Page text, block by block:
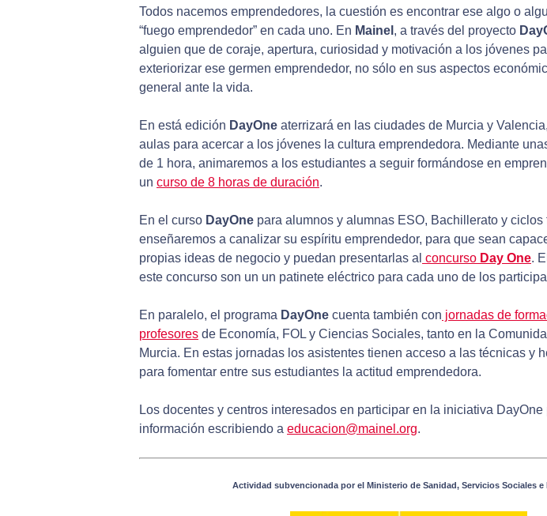
Todos nacemos emprendedores, la cuestión es encontrar ese algo o
“fuego emprendedor” en cada uno. En Mainel , a través del proyecto
alguien que de coraje, apertura, curiosidad y motivación a los jóvenes
exteriorizar ese germen emprendedor, no sólo en sus aspectos
general ante la vida.
En está edición DayOne aterrizará en las ciudades de Murcia y
aulas para acercar a los jóvenes la cultura emprendedora. Mediante
de 1 hora, animaremos a los estudiantes a seguir formándose en
un curso de 8 horas de duración.
En el curso DayOne para alumnos y alumnas ESO, Bachillerato y ciclos
enseñaremos a canalizar su espíritu emprendedor, para que sean
propias ideas de negocio y puedan presentarlas al concurso Day One.
este concurso son un un patinete eléctrico para cada uno de los
En paralelo, el programa DayOne cuenta también con jornadas de
profesores de Economía, FOL y Ciencias Sociales, tanto en la
Murcia. En estas jornadas los asistentes tienen acceso a las técnicas y
para fomentar entre sus estudiantes la actitud emprendedora.
Los docentes y centros interesados en participar en la iniciativa
información escribiendo a educacion@mainel.org.
Actividad subvencionada por el Ministerio de Sanidad, Servicios Sociales e